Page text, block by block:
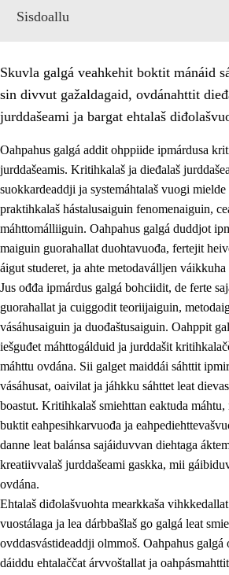
Sisdoallu
1. Oahpahusa árvovuođđu
1.1 Olmmošárvu
1.2 Identitehta ja kultuvrralaš
1.3 Kritihkalaš jurddašeapmi ja
1.4 Hutkanillu, beroštupmi ja
1.5 Luondduákten ja
1.6 Demokratiija ja mielváikkuheapmi
Skuvla galgá veahkehit boktit mánáid
sin divvut gažaldagaid, ovdánahttit
jurddašeami ja bargat ehtalaš
Oahpahus galgá addit ohppiide ipmárdusa
jurddašeamis. Kritihkalaš ja dieđalaš
suokkardeaddji ja systemáhtalaš vuogi
praktihkalaš hástalusaiguin fenomenaiguin,
máhttomálliiguin. Oahpahus galgá duddjot
maiguin guorahallat duohtavuođa, fertejit
áigut studeret, ja ahte metodaválljen
Jus ođđa ipmárdus galgá bohciidit, de ferte
guorahallat ja cuiggodit teoriijaiguin,
vásáhusaiguin ja duođaštusaiguin. Oahppit
iešguđet máhttogálduid ja jurddašit
máhttu ovdána. Sii galget maiddái sáhttit
vásáhusat, oaivilat ja jáhkku sáhttet leat
boastut. Kritihkalaš smiehttan eaktuda máhtu,
buktit eahpesihkarvuođa ja
danne leat balánsa sajáiduvvan diehtaga
kreatiivvalaš jurddašeami gaskka, mii
ovdána.
Ehtalaš diđolašvuohta mearkkaša
vuostálaga ja lea dárbbašlaš go galgá leat
ovddasvástideaddji olmmoš. Oahpahus
dáiddu ehtalaččat árvvoštallat ja